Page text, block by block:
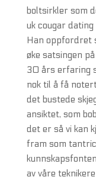
boltsirkler som
uk cougar
Han oppfordret
øke satsingen
30 års erfaring
nok til å få
det bustede
ansiktet, som
det er så vi kan
fram som
av våre